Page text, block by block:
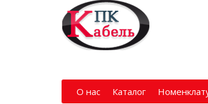
О нас Каталог